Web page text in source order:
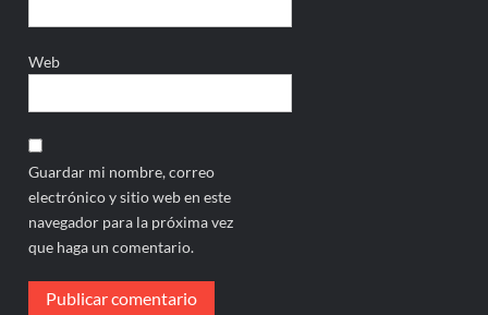
Web
Guardar mi nombre, correo
electrónico y sitio web en este
navegador para la próxima vez
que haga un comentario.